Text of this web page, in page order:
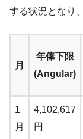
する状況となり
月
年俸下限
(Angular)
1
月
4,102,617
円